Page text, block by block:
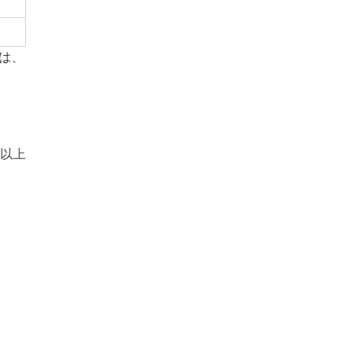
、
以上